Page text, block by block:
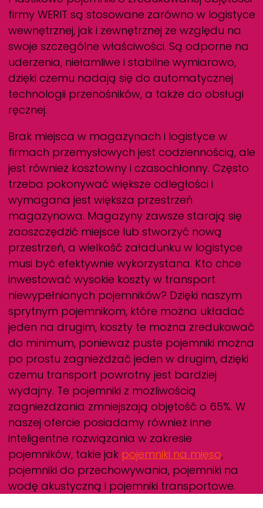
firmyWERIT są stosowane zarówno w logistyce
wewnętrznej, jak i zewnętrznej ze względu na
swoje szczególne właściwości. Są odporne na
uderzenia, niełamliwe i stabilne wymiarowo,
dzięki czemu nadają się do automatycznej
technologii przenośników, a także do obsługi
ręcznej.
Brak miejsca w magazynach i logistyce w
firmach przemysłowych jest codziennością, ale
jest również kosztowny i czasochłonny. Często
trzeba pokonywać większe odległości i
wymagana jest większa przestrzeń
magazynowa. Magazyny zawsze starają się
zaoszczędzić miejsce lub stworzyć nową
przestrzeń, a wielkość załadunku w logistyce
musi być efektywnie wykorzystana. Kto chce
inwestować wysokie koszty w transport
niewypełnionych pojemników? Dzięki naszym
sprytnym pojemnikom, które można układać
jeden na drugim, koszty te można zredukować
do minimum, ponieważ puste pojemniki można
po prostu zagnieżdżać jeden w drugim, dzięki
czemu transport powrotny jest bardziej
wydajny. Te pojemniki z możliwością
zagnieżdżania zmniejszają objętość o 65%. W
naszej ofercie posiadamy również inne
inteligentne rozwiązania w zakresie
pojemników, takie jak pojemniki na mięso,
pojemniki do przechowywania, pojemniki na
wodę akustyczną i pojemniki transportowe.